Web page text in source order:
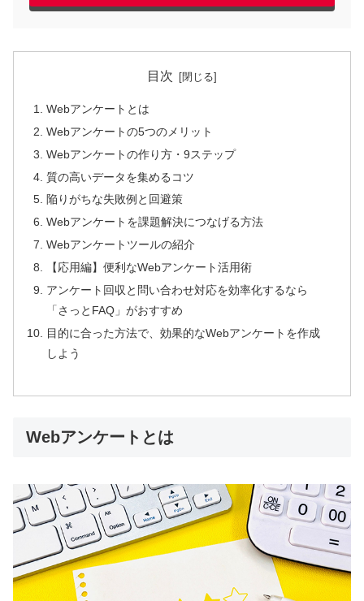
目次
Webアンケートとは
Webアンケートの5つのメリット
Webアンケートの作り方・9ステップ
質の高いデータを集めるコツ
陥りがちな失敗例と回避策
Webアンケートを課題解決につなげる方法
Webアンケートツールの紹介
【応用編】便利なWebアンケート活用術
アンケート回収と問い合わせ対応を効率化するなら
「さっとFAQ」がおすすめ
目的に合った方法で、効果的なWebアンケートを作成
しよう
Webアンケートとは